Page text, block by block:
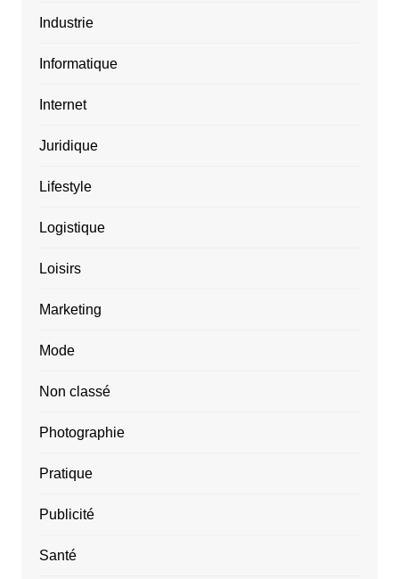
Industrie
Informatique
Internet
Juridique
Lifestyle
Logistique
Loisirs
Marketing
Mode
Non classé
Photographie
Pratique
Publicité
Santé